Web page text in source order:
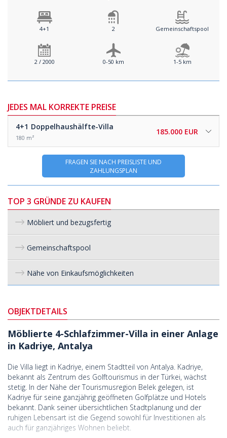
4+1 2 Gemeinschaftspool
2 / 2000 0-50 km 1-5 km
JEDES MAL KORREKTE PREISE
4+1 Doppelhaushälfte-Villa
180 m²
185.000 EUR
FRAGEN SIE NACH PREISLISTE UND
ZAHLUNGSPLAN
TOP 3 GRÜNDE ZU KAUFEN
Möbliert und bezugsfertig
Gemeinschaftspool
Nähe von Einkaufsmöglichkeiten
OBJEKTDETAILS
Möblierte 4-Schlafzimmer-Villa in einer Anlage
in Kadriye, Antalya
Die Villa liegt in Kadriye, einem Stadtteil von Antalya. Kadriye,
bekannt als Zentrum des Golftourismus in der Türkei, wächst
stetig. In der Nähe der Tourismusregion Belek gelegen, ist
Kadriye für seine ganzjährig geöffneten Golfplätze und Hotels
bekannt. Dank seiner übersichtlichen Stadtplanung und der
ruhigen Lebensart ist die Gegend sowohl für Investitionen als
auch für ganzjähriges Wohnen beliebt.